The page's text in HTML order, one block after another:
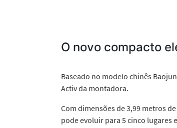
O novo compacto
Baseado no modelo chinês
Activ da montadora.
Com dimensões de 3,99 metros
pode evoluir para 5 cinco lugares